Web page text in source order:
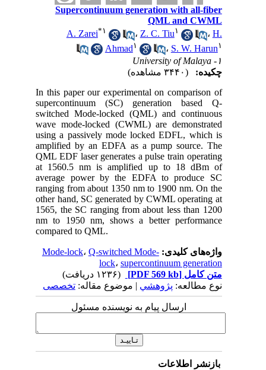
Supercontinuum generation with all-fiber
QML and CWML
A. Zarei*۱ ،Z. C. Tiu۱ ،H.
Ahmad۱ ،S. W. Harun
چکیده:
In this paper our experimental on comparison of
supercontinuum (SC) generation based Q-
switched Mode-locked (QML) and continuous
wave mode-locked (CWML) are demonstrated
using a passively mode locked EDFL, which is
amplified by an EDFA as a pump source. The
QML EDF laser generates a pulse train operating
at 1560.5 nm is amplified up to 18 dBm of
average power by the EDFA to produce SC
ranging from about 1350 nm to 1900 nm. On the
other hand, SC generated by CWML operating at
1565, the SC ranging from about less than 1200
nm to 1950 nm, shows a better performance
compared to QML.
واژه‌های کلیدی: Mode-lock،Q-switched Mode-
lock،supercontinuum generation
متن کامل[PDF 569 kb]
نوع مطالعه:پژوهشي| موضوع مقاله:تخصصی
ارسال پیام به نویسنده مسئول
بازنشر اطلاعات